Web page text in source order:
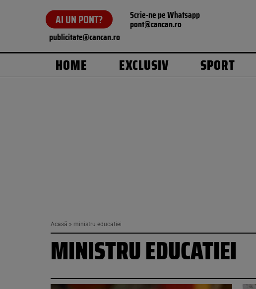
AI UN PONT? Scrie-ne pe Whatsapp
pont@cancan.ro
publicitate@cancan.ro
HOME EXCLUSIV SPORT
Acasă » ministru educatiei
MINISTRU EDUCATIEI